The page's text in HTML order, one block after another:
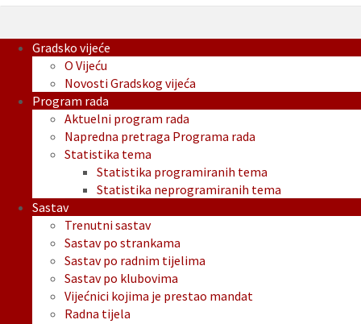
Gradsko vijeće
O Vijeću
Novosti Gradskog vijeća
Program rada
Aktuelni program rada
Napredna pretraga Programa rada
Statistika tema
Statistika programiranih tema
Statistika neprogramiranih tema
Sastav
Trenutni sastav
Sastav po strankama
Sastav po radnim tijelima
Sastav po klubovima
Vijećnici kojima je prestao mandat
Radna tijela